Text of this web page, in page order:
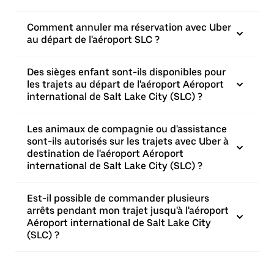
Comment annuler ma réservation avec Uber
au départ de l'aéroport SLC ?
Des sièges enfant sont-ils disponibles pour
les trajets au départ de l'aéroport Aéroport
international de Salt Lake City (SLC) ?
Les animaux de compagnie ou d'assistance
sont-ils autorisés sur les trajets avec Uber à
destination de l'aéroport Aéroport
international de Salt Lake City (SLC) ?
Est-il possible de commander plusieurs
arrêts pendant mon trajet jusqu'à l'aéroport
Aéroport international de Salt Lake City
(SLC) ?